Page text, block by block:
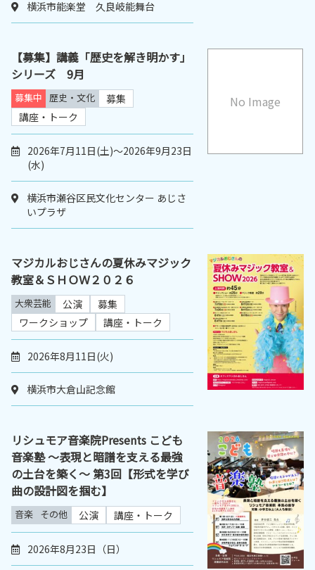
横浜市能楽堂 久良岐能舞台
No Image
【募集】講義「歴史を解き明かす」
シリーズ 9月
募集中 歴史・文化
募集
講座・トーク
2026年7月11日(土)～2026年9月23日
(水)
横浜市瀬谷区民文化センター あじさ
いプラザ
マジカルおじさんの夏休みマジック
教室＆ＳＨＯＷ２０２６
大衆芸能 公演
募集
ワークショップ
講座・トーク
2026年8月11日(火)
横浜市大倉山記念館
リシュモア音楽院Presents こども
音楽塾 ～表現と暗譜を支える最強
の土台を築く～ 第3回【形式を学び
曲の設計図を掴む】
音楽 その他 公演 講座・トーク
2026年8月23日（日）